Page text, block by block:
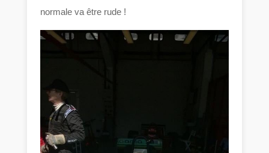
normale va être rude !